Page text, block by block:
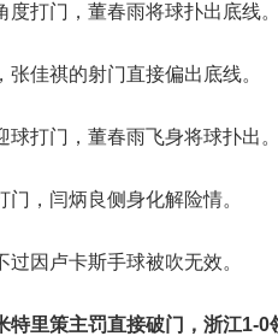
打门，董春雨将球扑出底线。
佳祺的射门直接偏出底线。
打门，董春雨飞身将球扑出。
，闫炳良侧身化解险情。
因卢卡斯手球被吹无效。
里策主罚直接破门，浙江1-0